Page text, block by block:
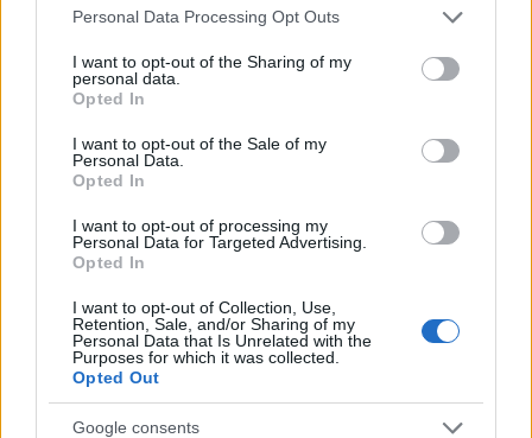
Please note that this website/app uses one or more Google
not limited to your visit or usage behaviour. You may click to
grant or deny consent to Google and its third-party tags to
use your data for below specified purposes in below Google
consent section.
Personal Data Processing Opt Outs
I want to opt-out of the Sharing of my
personal data.
Opted In
I want to opt-out of the Sale of my
Personal Data.
Opted In
I want to opt-out of processing my
Personal Data for Targeted Advertising.
Opted In
I want to opt-out of Collection, Use,
Retention, Sale, and/or Sharing of my
Personal Data that Is Unrelated with the
Purposes for which it was collected.
Opted Out
Google consents
È morto Francesco Guccini, il maestro che
rifiutò la Costa Smeralda
utenti